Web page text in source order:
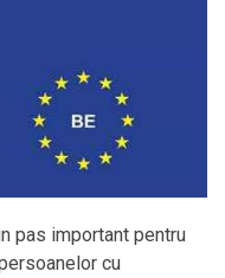
pas important pentru
cu